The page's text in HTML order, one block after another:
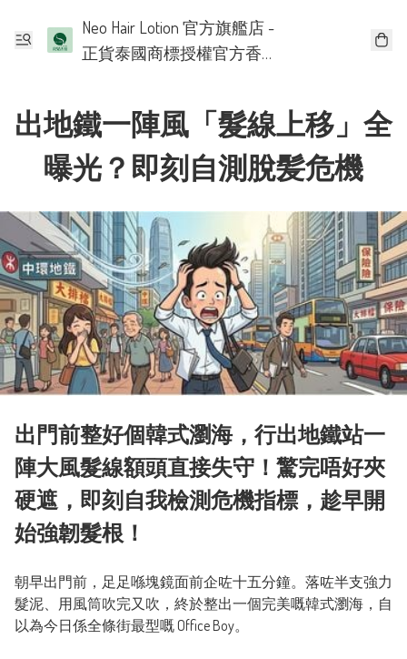
Neo Hair Lotion 官方旗艦店 -
正貨泰國商標授權官方香
出地鐵一陣風「髮線上移」全
曝光？即刻自測脫髪危機
出門前整好個韓式瀏海，行出地鐵站一
陣大風髮線額頭直接失守！驚完唔好夾
硬遮，即刻自我檢測危機指標，趁早開
始強韌髮根！
朝早出門前，足足喺塊鏡面前企咗十五分鐘。落咗半支強力
髮泥、用風筒吹完又吹，終於整出一個完美嘅韓式瀏海，自
以為今日係全條街最型嘅 Office Boy。